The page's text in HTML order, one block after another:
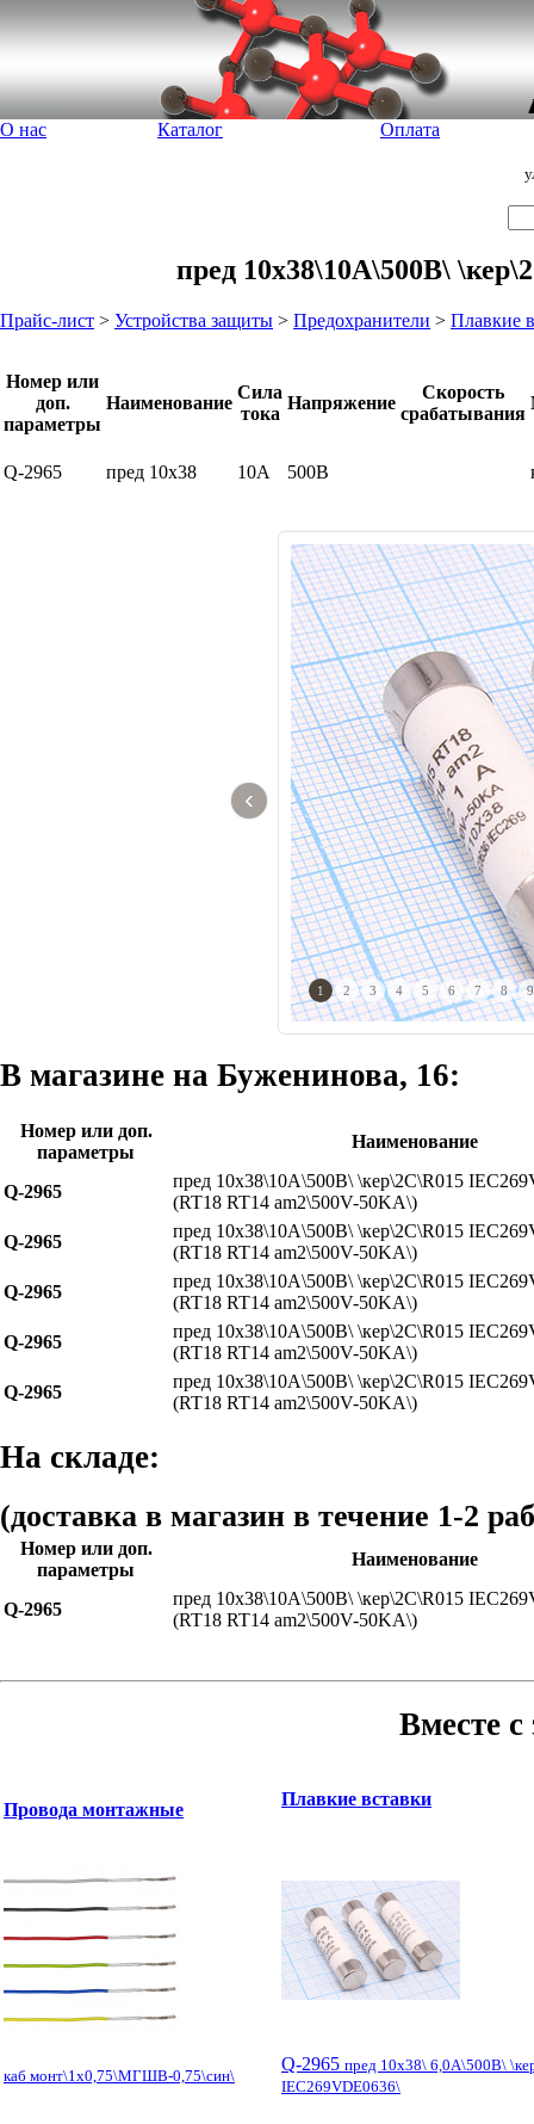
О нас Каталог Оплата
пред 10x38\10А\500В\
Прайс-лист > Устройства защиты > Предохранители > Плавкие
Номер или
доп.
параметры
Наименование
Сила
тока
Напряжение
Скорость
срабатывания
Q-2965 пред 10x38 10А 500В
‹
1 2 3 4 5 6 7 8 9
В магазине на Буженинова, 16:
Номер или доп.
параметры
Наименование
Q-2965
пред 10x38\10А\500В\ \кер\2C\R015
(RT18 RT14 am2\500V-50KA\)
Q-2965
пред 10x38\10А\500В\ \кер\2C\R015
(RT18 RT14 am2\500V-50KA\)
Q-2965
пред 10x38\10А\500В\ \кер\2C\R015
(RT18 RT14 am2\500V-50KA\)
Q-2965
пред 10x38\10А\500В\ \кер\2C\R015
(RT18 RT14 am2\500V-50KA\)
Q-2965
пред 10x38\10А\500В\ \кер\2C\R015
(RT18 RT14 am2\500V-50KA\)
На складе:
(доставка в магазин в течение 1-2
Номер или доп.
параметры
Наименование
Q-2965
пред 10x38\10А\500В\ \кер\2C\R015
(RT18 RT14 am2\500V-50KA\)
Вместе
Провода монтажные
каб монт\1x0,75\МГШВ-0,75\син\
Плавкие вставки
Q-2965 пред 10x38\ 6,0А\500В\
IEC269VDE0636\